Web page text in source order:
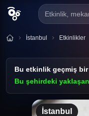
Etkinlik,
İstanbul Etkinlikler
Bu etkinlik geçmiş
Bu şehirdeki
İstanbul